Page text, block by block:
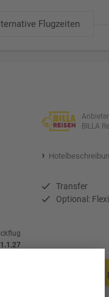
Flugzeiten
BILLA
Transfer
Optional: